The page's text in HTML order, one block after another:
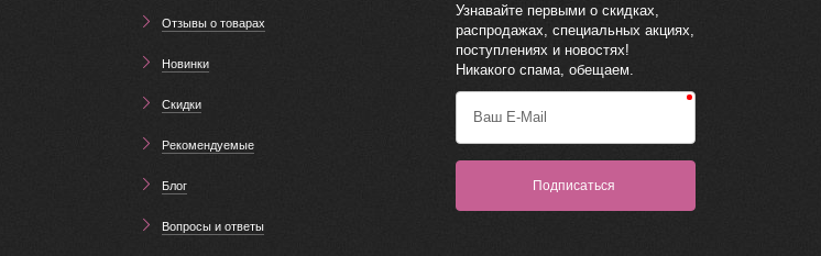
Отзывы о товарах
Новинки
Скидки
Рекомендуемые
Блог
Вопросы и ответы
Узнавайте первыми о скидках,
распродажах, специальных акциях,
поступлениях и новостях!
Никакого спама, обещаем.
Ваш E-Mail
Подписаться